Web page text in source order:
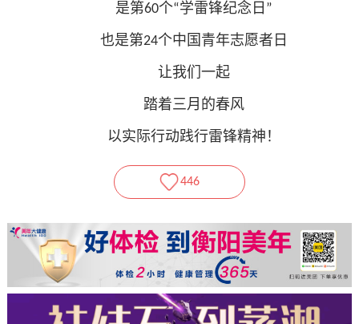
是第60个“学雷锋纪念日”
也是第24个中国青年志愿者日
让我们一起
踏着三月的春风
以实际行动践行雷锋精神！
446